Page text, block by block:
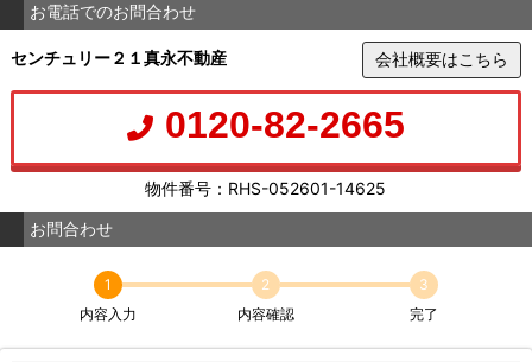
お電話でのお問合わせ
センチュリー２１真永不動産 会社概要はこちら
0120-82-2665
物件番号：RHS-052601-14625
お問合わせ
1
内容入力
2
内容確認
3
完了